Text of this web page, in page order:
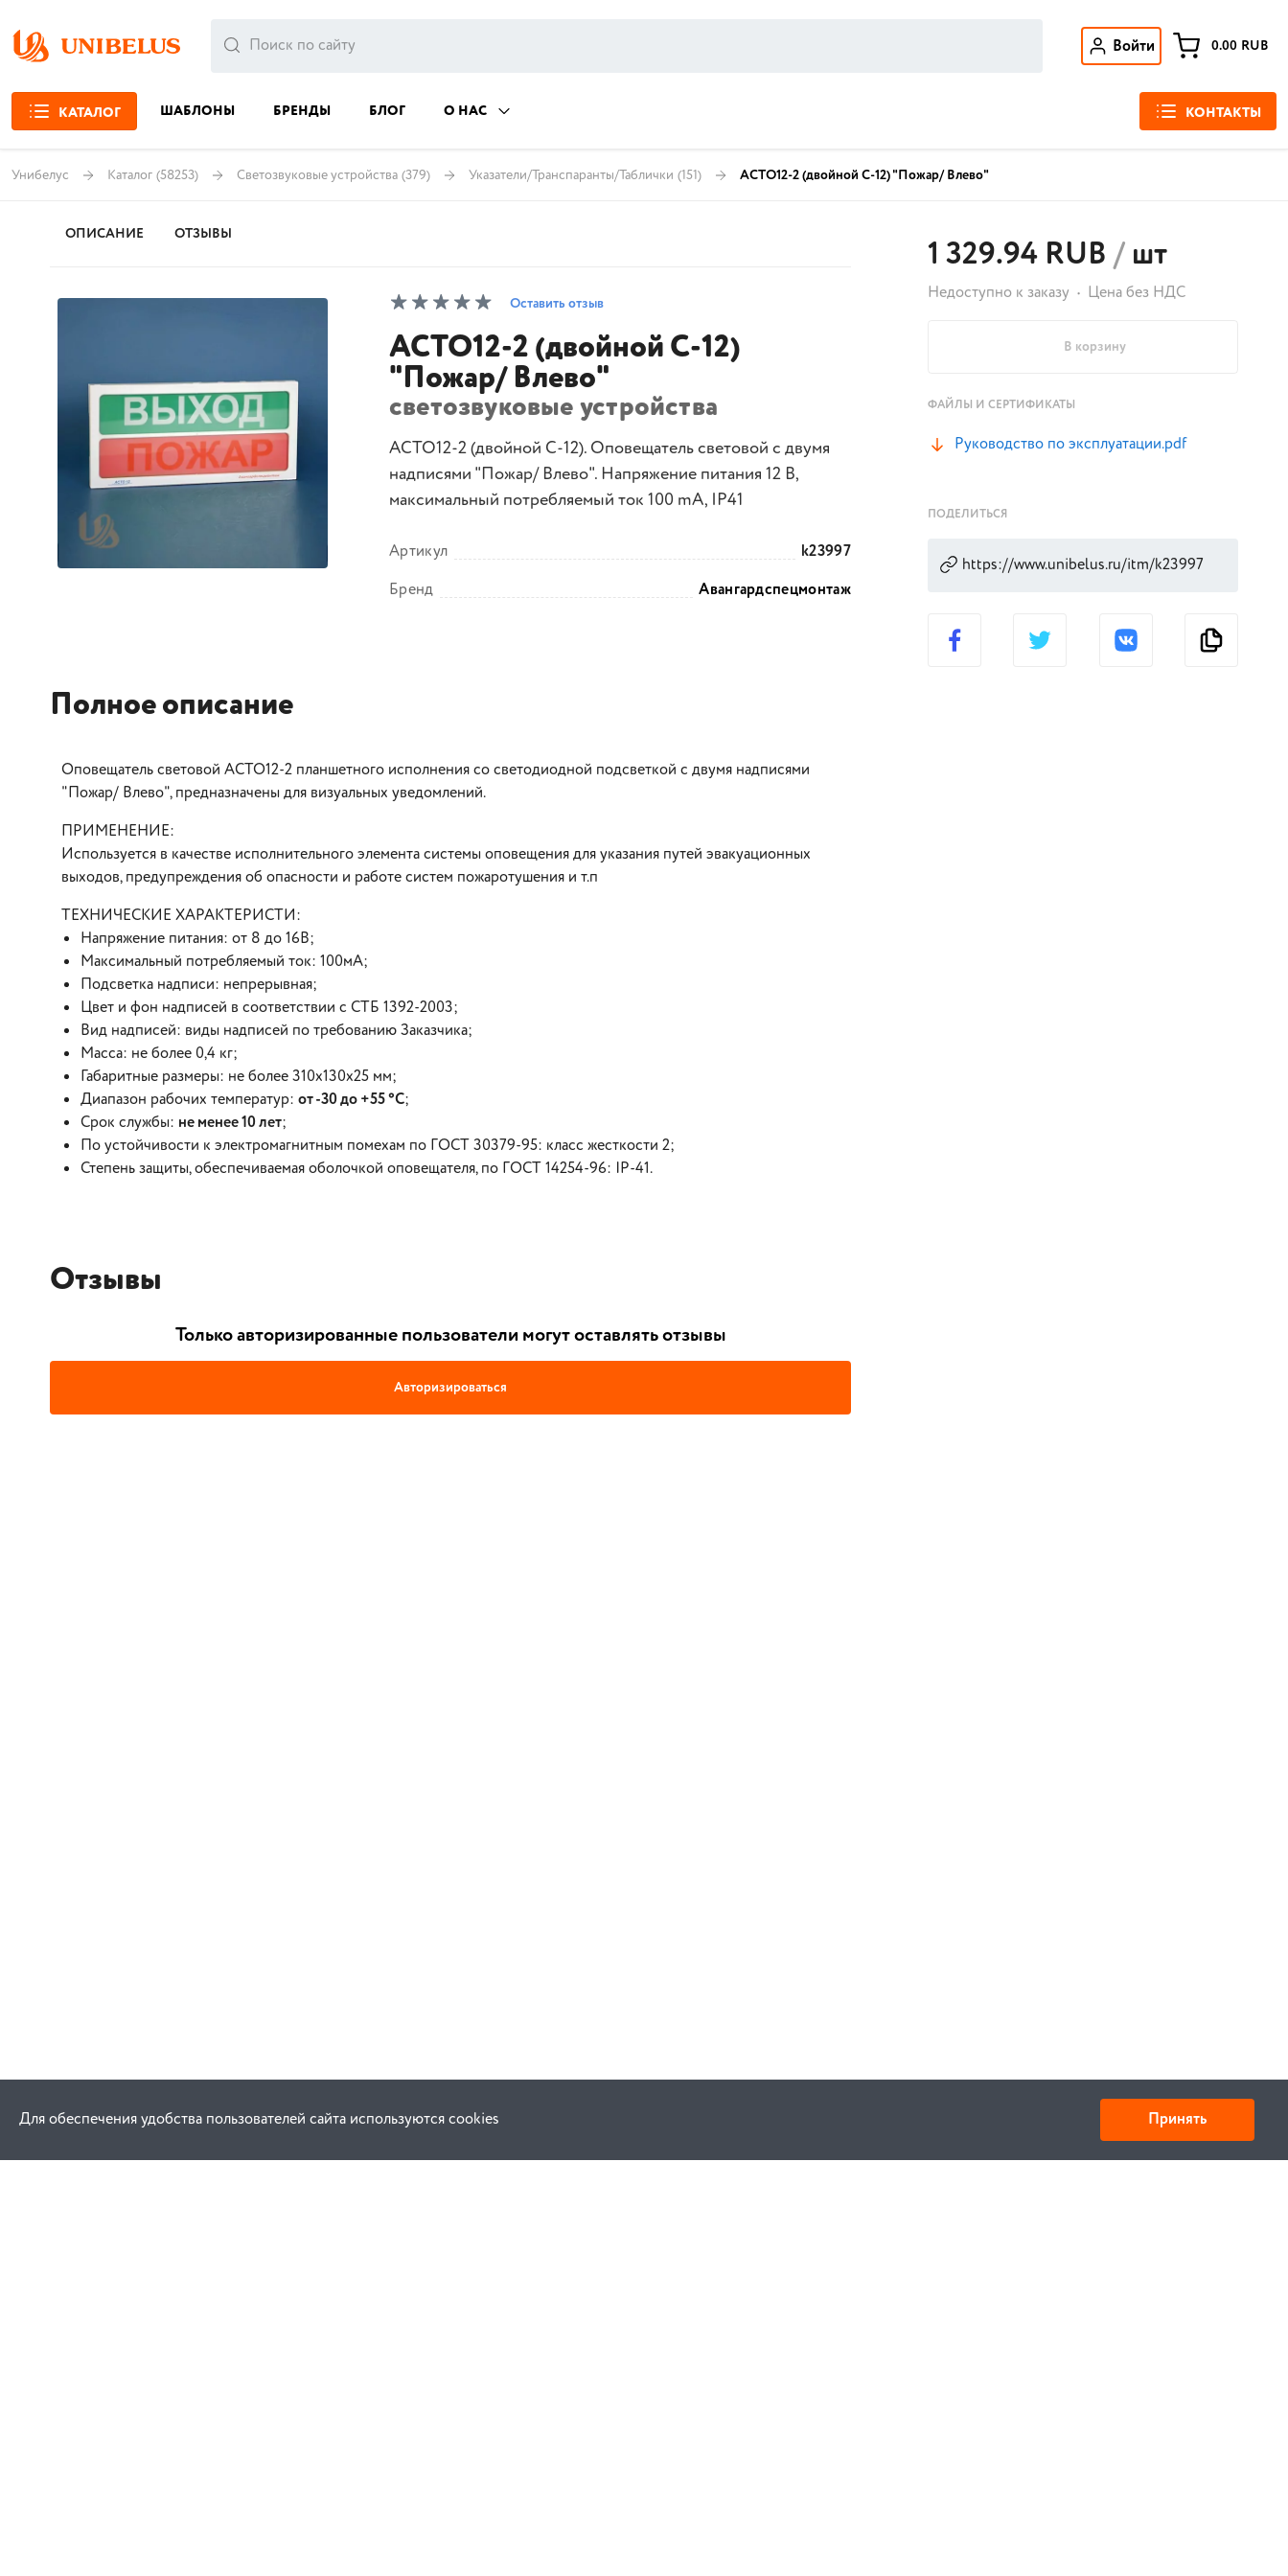
Войти 0.00 RUB
КАТАЛОГ ШАБЛОНЫ БРЕНДЫ БЛОГ О НАС КОНТАКТЫ
Унибелус Каталог (58253) Светозвуковые устройства (379) Указатели/Транспаранты/Таблички (151) АСТО12-2 (двойной С-12) "Пожар/ Влево"
ОПИСАНИЕ ОТЗЫВЫ
Оставить отзыв
АСТО12-2 (двойной С-12)
"Пожар/ Влево"
светозвуковые устройства
АСТО12-2 (двойной С-12). Оповещатель световой с двумя
надписями "Пожар/ Влево". Напряжение питания 12 B,
максимальный потребляемый ток 100 mA, IP41
Артикул
k23997
Бренд
Авангардспецмонтаж
Полное описание
Оповещатель световой АСТО12-2 планшетного исполнения со светодиодной подсветкой с двумя надписями
"Пожар/ Влево", предназначены для визуальных уведомлений.
ПРИМЕНЕНИЕ:
Используется в качестве исполнительного элемента системы оповещения для указания путей эвакуационных
выходов, предупреждения об опасности и работе систем пожаротушения и т.п
ТЕХНИЧЕСКИЕ ХАРАКТЕРИСТИ:
Напряжение питания: от 8 до 16В;
Максимальный потребляемый ток: 100мА;
Подсветка надписи: непрерывная;
Цвет и фон надписей в соответствии с СТБ 1392-2003;
Вид надписей: виды надписей по требованию Заказчика;
Масса: не более 0,4 кг;
Габаритные размеры: не более 310х130х25 мм;
Диапазон рабочих температур: от -30 до +55 °С;
Срок службы: не менее 10 лет;
По устойчивости к электромагнитным помехам по ГОСТ 30379-95: класс жесткости 2;
Степень защиты, обеспечиваемая оболочкой оповещателя, по ГОСТ 14254-96: IP-41.
Отзывы
Только авторизированные пользователи могут оставлять отзывы
Авторизироваться
1 329.94 RUB/шт
Недоступно к заказу Цена без НДС
В корзину
ФАЙЛЫ И СЕРТИФИКАТЫ
Руководство по эксплуатации.pdf
ПОДЕЛИТЬСЯ
Для обеспечения удобства пользователей сайта используются cookies Принять